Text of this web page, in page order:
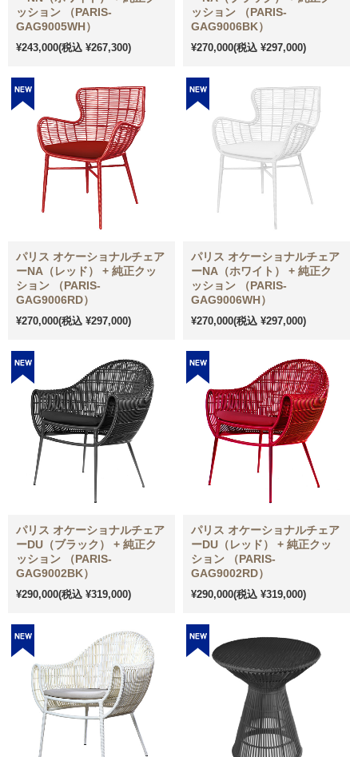
ッション （PARIS-
GAG9005WH）
¥243,000(税込 ¥267,300)
ッション （PARIS-
GAG9006BK）
¥270,000(税込 ¥297,000)
パリス オケーショナルチェア
ーNA（レッド） + 純正クッ
ション （PARIS-
GAG9006RD）
¥270,000(税込 ¥297,000)
パリス オケーショナルチェア
ーNA（ホワイト） + 純正ク
ッション （PARIS-
GAG9006WH）
¥270,000(税込 ¥297,000)
パリス オケーショナルチェア
ーDU（ブラック） + 純正ク
ッション （PARIS-
GAG9002BK）
¥290,000(税込 ¥319,000)
パリス オケーショナルチェア
ーDU（レッド） + 純正クッ
ション （PARIS-
GAG9002RD）
¥290,000(税込 ¥319,000)